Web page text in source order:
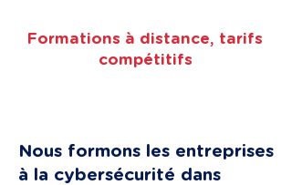
Formations à distance, tarifs
compétitifs
Nous formons les entreprises
à la cybersécurité dans